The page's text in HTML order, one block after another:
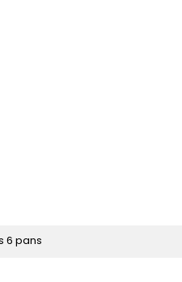
6 pans